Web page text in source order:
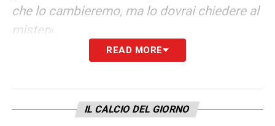
che lo cambieremo, ma lo dovrai chiedere al
mister».
COSA FARE AL RITORNO– «Non lo so,
giocatori fortissimi, che lavora molto bene di
squadra. In casa sono forti, però anche noi
READ MORE
IL CALCIO DEL GIORNO